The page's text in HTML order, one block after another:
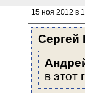
15 ноя 2012 в
Сергей
в этот